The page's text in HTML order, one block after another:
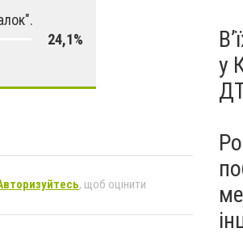
24,1%
, щоб оцінити
у